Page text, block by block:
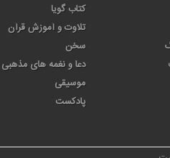
کتاب گویا
تلاوت و آموزش قرآن
سخن
دعا و نغمه های مذهبی
موسیقی
پادکست